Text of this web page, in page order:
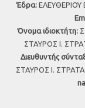
Έδρα: ΕΛΕΥΘΕΡΙΟΥ
Όνομα ιδιοκτήτη:
ΣΤΑΥΡΟΣ Ι.
Διευθυντής
ΣΤΑΥΡΟΣ Ι.